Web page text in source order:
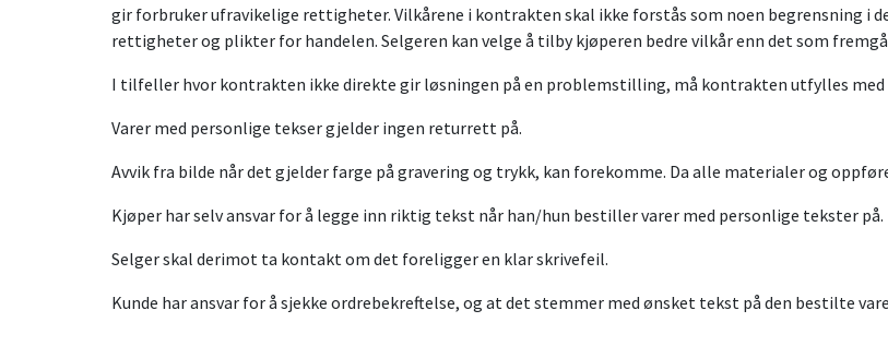
gir forbruker ufravikelige rettigheter. Vilkårene i kontrakten skal ikke forstås som noen begrensning
rettigheter og plikter for handelen. Selgeren kan velge å tilby kjøperen bedre vilkår enn det som
I tilfeller hvor kontrakten ikke direkte gir løsningen på en problemstilling, må kontrakten utfylles med
Varer med personlige tekser gjelder ingen returrett på.
Avvik fra bilde når det gjelder farge på gravering og trykk, kan forekomme. Da alle materialer og
Kjøper har selv ansvar for å legge inn riktig tekst når han/hun bestiller varer med personlige tekster på.
Selger skal derimot ta kontakt om det foreligger en klar skrivefeil.
Kunde har ansvar for å sjekke ordrebekreftelse, og at det stemmer med ønsket tekst på den bestilte